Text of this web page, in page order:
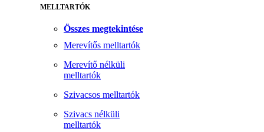
MELLTARTÓK
Összes megtekintése
Merevítős melltartók
Merevítő nélküli
melltartók
Szivacsos melltartók
Szivacs nélküli
melltartók